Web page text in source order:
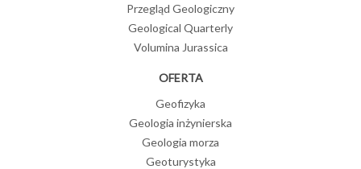
Przegląd Geologiczny
Geological Quarterly
Volumina Jurassica
OFERTA
Geofizyka
Geologia inżynierska
Geologia morza
Geoturystyka